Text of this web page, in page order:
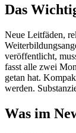
Das
Neue Leitfäden,
veröffentlicht,
fasst alle zwei
getan hat.
werden.
Was im